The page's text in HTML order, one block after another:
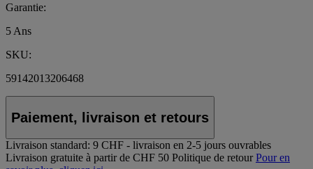
Garantie:
5 Ans
SKU:
59142013206468
Paiement, livraison et retours
Livraison standard: 9 CHF - livraison en 2-5 jours ouvrables
Livraison gratuite à partir de CHF 50 Politique de retour Pour en